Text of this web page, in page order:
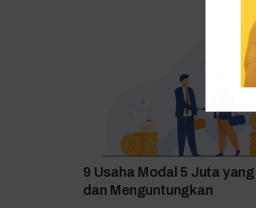
9 Usaha Modal 5 Juta
dan Menguntungkan